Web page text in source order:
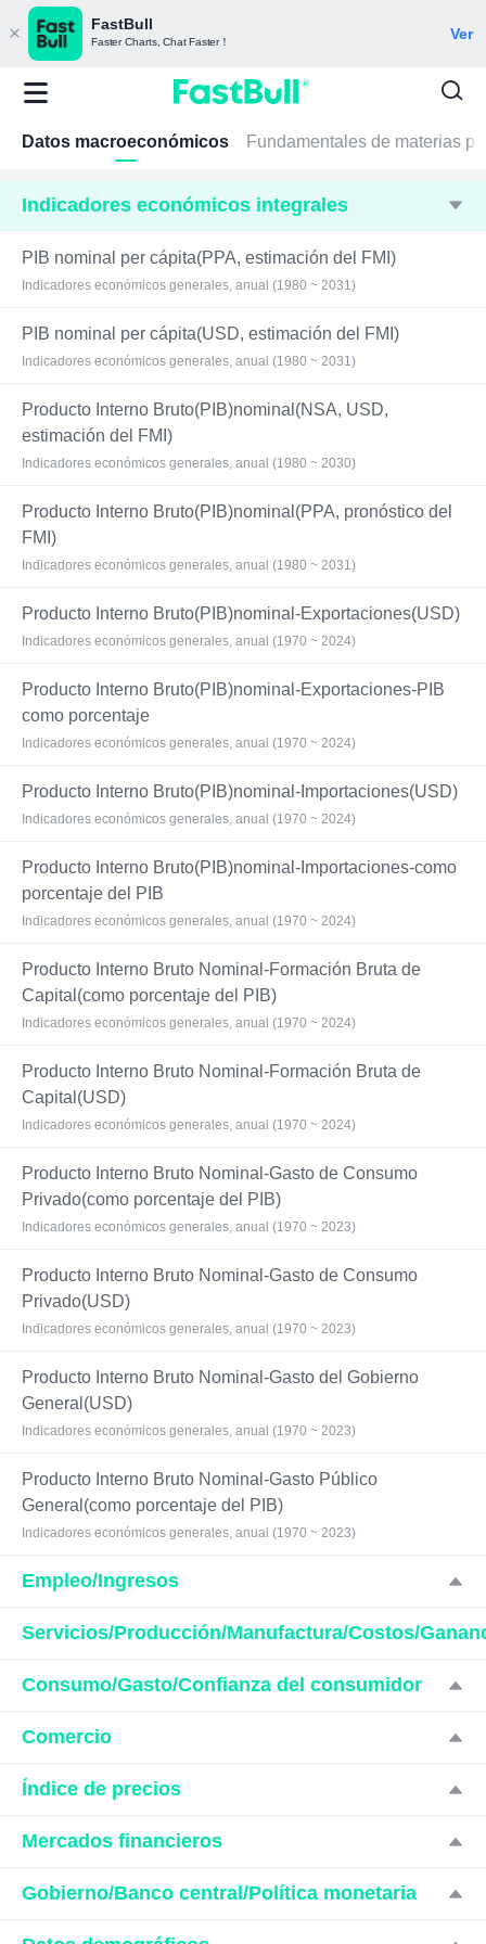
FastBull
Faster Charts, Chat Faster！ Ver
Datos macroeconómicos Fundamentales de materias
Indicadores económicos integrales
PIB nominal per cápita(PPA, estimación del FMI)
Indicadores económicos generales, anual (1980 ~ 2031)
PIB nominal per cápita(USD, estimación del FMI)
Indicadores económicos generales, anual (1980 ~ 2031)
Producto Interno Bruto(PIB)nominal(NSA, USD,
estimación del FMI)
Indicadores económicos generales, anual (1980 ~ 2030)
Producto Interno Bruto(PIB)nominal(PPA, pronóstico del
FMI)
Indicadores económicos generales, anual (1980 ~ 2031)
Producto Interno Bruto(PIB)nominal-Exportaciones(USD)
Indicadores económicos generales, anual (1970 ~ 2024)
Producto Interno Bruto(PIB)nominal-Exportaciones-PIB
como porcentaje
Indicadores económicos generales, anual (1970 ~ 2024)
Producto Interno Bruto(PIB)nominal-Importaciones(USD)
Indicadores económicos generales, anual (1970 ~ 2024)
Producto Interno Bruto(PIB)nominal-Importaciones-como
porcentaje del PIB
Indicadores económicos generales, anual (1970 ~ 2024)
Producto Interno Bruto Nominal-Formación Bruta de
Capital(como porcentaje del PIB)
Indicadores económicos generales, anual (1970 ~ 2024)
Producto Interno Bruto Nominal-Formación Bruta de
Capital(USD)
Indicadores económicos generales, anual (1970 ~ 2024)
Producto Interno Bruto Nominal-Gasto de Consumo
Privado(como porcentaje del PIB)
Indicadores económicos generales, anual (1970 ~ 2023)
Producto Interno Bruto Nominal-Gasto de Consumo
Privado(USD)
Indicadores económicos generales, anual (1970 ~ 2023)
Producto Interno Bruto Nominal-Gasto del Gobierno
General(USD)
Indicadores económicos generales, anual (1970 ~ 2023)
Producto Interno Bruto Nominal-Gasto Público
General(como porcentaje del PIB)
Indicadores económicos generales, anual (1970 ~ 2023)
Empleo/Ingresos
Servicios/Producción/Manufactura/Costos/
Consumo/Gasto/Confianza del consumidor
Comercio
Índice de precios
Mercados financieros
Gobierno/Banco central/Política monetaria